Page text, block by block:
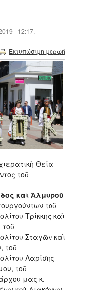
- 12:17.
Εκτυπώσιμη μορφή
Θεία
τοῦ
καὶ Ἀλμυροῦ
τοῦ
Τρίκκης καὶ
Σταγῶν καὶ
τοῦ
Λαρίσης
τοῦ
μας κ.